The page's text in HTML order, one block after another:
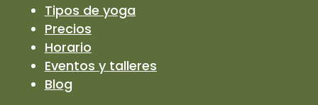
Tipos de yoga
Precios
Horario
Eventos y talleres
Blog